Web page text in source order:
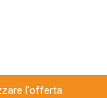
l'offerta